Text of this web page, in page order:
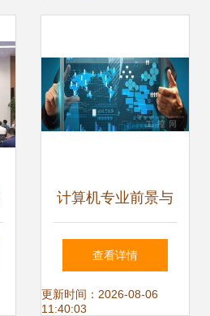
计算机专业前景与
北大青鸟热门专业
解析
查看详情
更新时间：2026-08-06
11:40:03